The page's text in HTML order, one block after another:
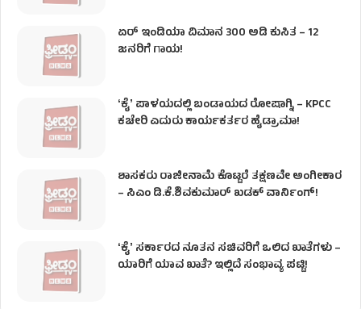
ಏರ್ ಇಂಡಿಯಾ ವಿಮಾನ 300 ಅಡಿ ಕುಸಿತ – 12
ಜನರಿಗೆ ಗಾಯ!
ʻಕೈʼ​ ಪಾಳಯದಲ್ಲಿ ಬಂಡಾಯದ ರೋಷಾಗ್ನಿ – KPCC
ಕಚೇರಿ ಎದುರು ಕಾರ್ಯಕರ್ತರ ಹೈಡ್ರಾಮಾ!
ಶಾಸಕರು ರಾಜೀನಾಮೆ ಕೊಟ್ಟರೆ ತಕ್ಷಣವೇ ಅಂಗೀಕಾರ
– ಸಿಎಂ ಡಿ.ಕೆ.ಶಿವಕುಮಾರ್ ಖಡಕ್ ವಾರ್ನಿಂಗ್!
ʻಕೈʼ ಸರ್ಕಾರದ ನೂತನ ಸಚಿವರಿಗೆ ಒಲಿದ ಖಾತೆಗಳು –
ಯಾರಿಗೆ ಯಾವ ಖಾತೆ? ಇಲ್ಲಿದೆ ಸಂಭಾವ್ಯ ಪಟ್ಟಿ!